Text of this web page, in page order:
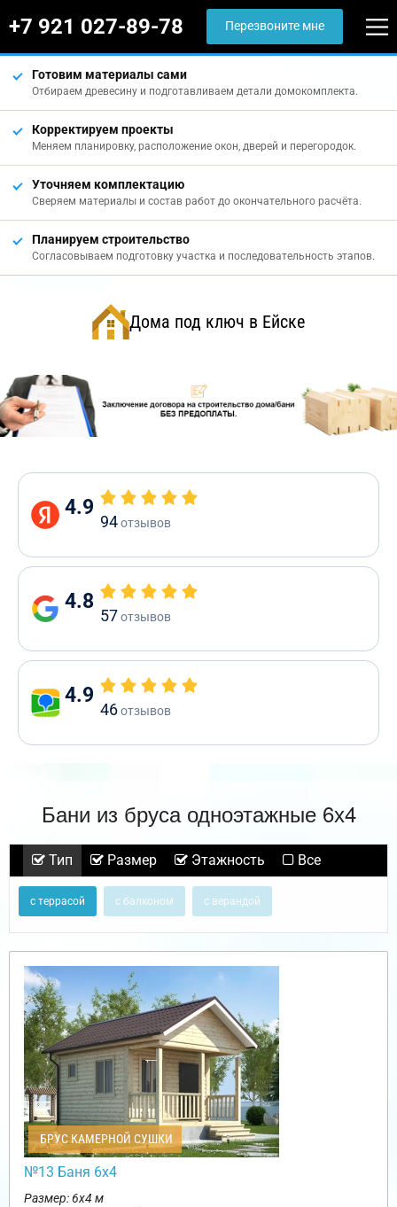
+7 921 027-89-78 Перезвоните мне
Готовим материалы сами
Отбираем древесину и подготавливаем детали домокомплекта.
Корректируем проекты
Меняем планировку, расположение окон, дверей и перегородок.
Уточняем комплектацию
Сверяем материалы и состав работ до окончательного расчёта.
Планируем строительство
Согласовываем подготовку участка и последовательность этапов.
Дома под ключ в Ейске
4.9
94отзывов
4.8
57отзывов
4.9
46отзывов
Бани из бруса одноэтажные 6х4
Тип Размер Этажность Все
с террасой с балконом с верандой
БРУС КАМЕРНОЙ СУШКИ
№13 Баня 6х4
Размер: 6х4 м